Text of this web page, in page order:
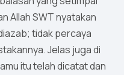
tidak percaya
Jelas juga di
itu telah dicatat dan